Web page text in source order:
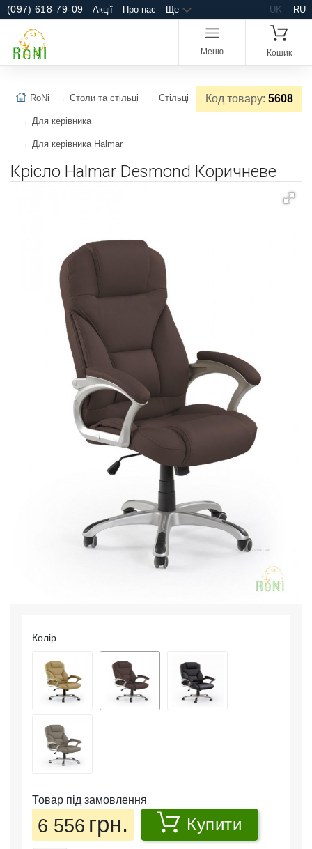
(097) 618-79-09 Акції Про нас Ще UK RU
Меню Кошик
Код товару: 5608
RoNi Столи та стільці Стільці
Для керівника
Для керівника Halmar
Крісло Halmar Desmond Коричневе
Колір
Товар під замовлення
6 556 грн. Купити